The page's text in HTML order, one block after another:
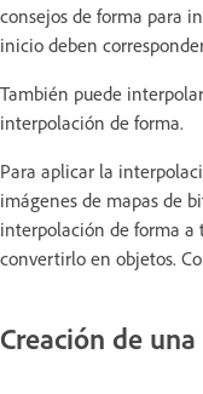
consejos de forma para
inicio deben
También puede
interpolación de forma.
Para aplicar la
imágenes de mapas de
interpolación de forma a
convertirlo en objetos.
Creación de